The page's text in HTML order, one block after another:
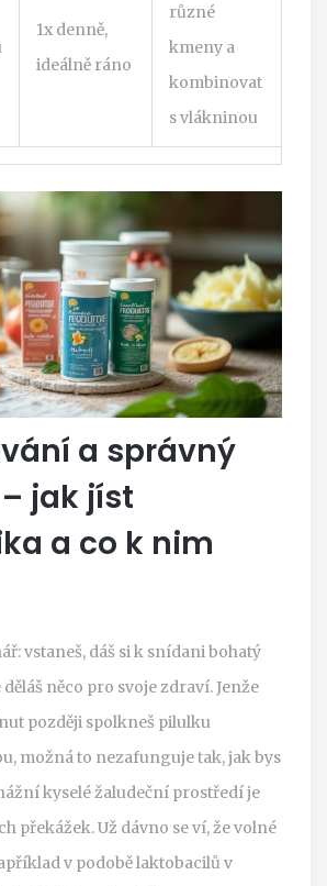
1x denně,
ideálně ráno
různé
kmeny a
kombinovat
s vlákninou
a správný
jak jíst
a co k nim
vstaneš, dáš si k snídani bohatý
něco pro svoje zdraví. Jenže
později spolkneš pilulku
možná to nezafunguje tak, jak bys
kyselé žaludeční prostředí je
překážek. Už dávno se ví, že volné
v podobě laktobacilů v